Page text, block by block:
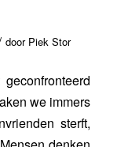
door Piek Stor
we immers
sterft,